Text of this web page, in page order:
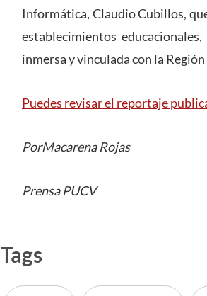
Informática, Claudio Cubillos,
establecimientos
inmersa y vinculada con la
Puedes revisar el reportaje
PorMacarena Rojas
Prensa PUCV
Tags